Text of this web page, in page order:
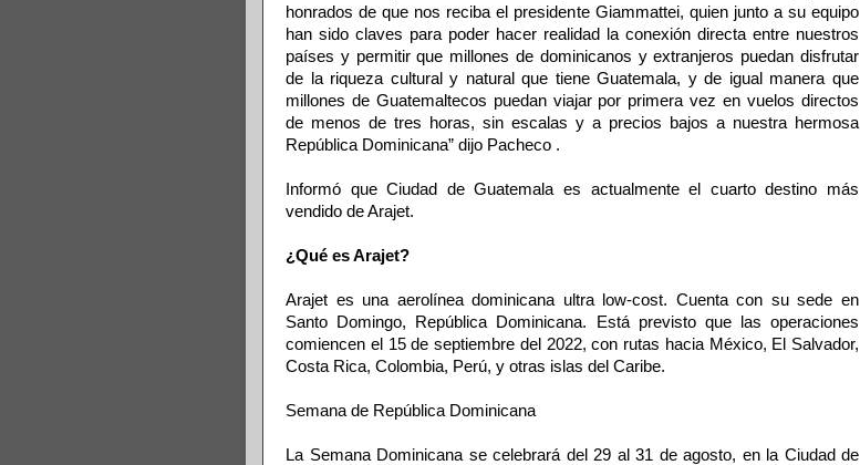
honrados de que nos reciba el presidente Giammattei, quien junto a su equipo
han sido claves para poder hacer realidad la conexión directa entre nuestros
países y permitir que millones de dominicanos y extranjeros puedan disfrutar
de la riqueza cultural y natural que tiene Guatemala, y de igual manera que
millones de Guatemaltecos puedan viajar por primera vez en vuelos directos
de menos de tres horas, sin escalas y a precios bajos a nuestra hermosa
República Dominicana” dijo Pacheco .
Informó que Ciudad de Guatemala es actualmente el cuarto destino más
vendido de Arajet.
¿Qué es Arajet?
Arajet es una aerolínea dominicana ultra low-cost. Cuenta con su sede en
Santo Domingo, República Dominicana. ​​​Está previsto que las operaciones
comiencen el 15 de septiembre del 2022​, con rutas hacia México, El Salvador,
Costa Rica, Colombia, Perú, y otras islas del Caribe.​
Semana de República Dominicana
La Semana Dominicana se celebrará del 29 al 31 de agosto, en la Ciudad de